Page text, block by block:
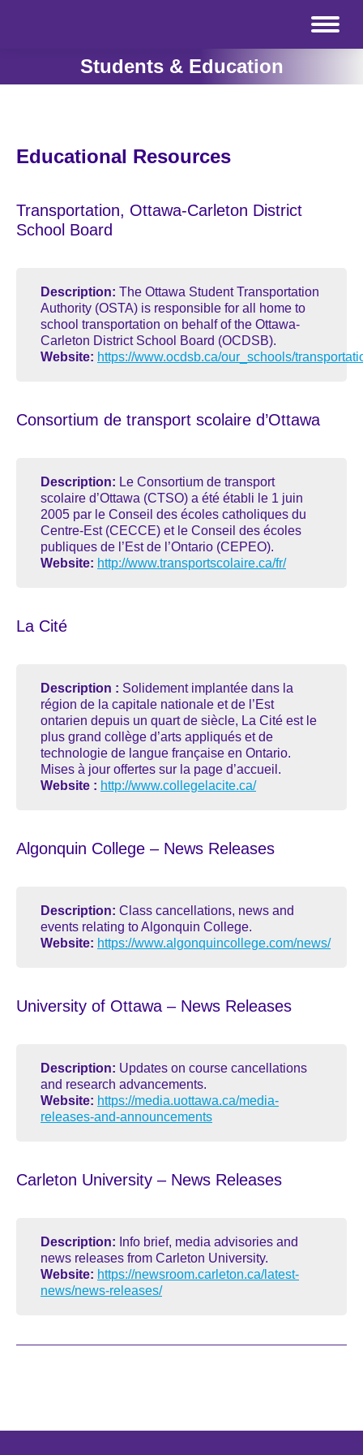
Students & Education
Educational Resources
Transportation, Ottawa-Carleton District
School Board
Description: The Ottawa Student Transportation
Authority (OSTA) is responsible for all home to
school transportation on behalf of the Ottawa-
Carleton District School Board (OCDSB).
Website: https://www.ocdsb.ca/our_schools/
Consortium de transport scolaire d’Ottawa
Description: Le Consortium de transport
scolaire d’Ottawa (CTSO) a été établi le 1 juin
2005 par le Conseil des écoles catholiques du
Centre-Est (CECCE) et le Conseil des écoles
publiques de l’Est de l’Ontario (CEPEO).
Website: http://www.transportscolaire.ca/fr/
La Cité
Description : Solidement implantée dans la
région de la capitale nationale et de l’Est
ontarien depuis un quart de siècle, La Cité est le
plus grand collège d’arts appliqués et de
technologie de langue française en Ontario.
Mises à jour offertes sur la page d’accueil.
Website : http://www.collegelacite.ca/
Algonquin College – News Releases
Description: Class cancellations, news and
events relating to Algonquin College.
Website: https://www.algonquincollege.com/news/
University of Ottawa – News Releases
Description: Updates on course cancellations
and research advancements.
Website: https://media.uottawa.ca/media-
releases-and-announcements
Carleton University – News Releases
Description: Info brief, media advisories and
news releases from Carleton University.
Website: https://newsroom.carleton.ca/latest-
news/news-releases/